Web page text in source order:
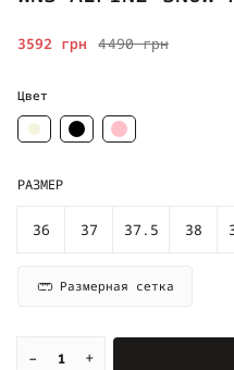
4490 грн
3592 грн
Цвет
РАЗМЕР
36 37 37.5 38
Размерная сетка
– +